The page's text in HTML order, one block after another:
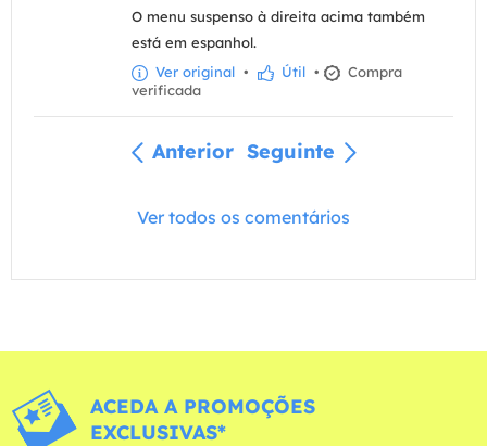
O menu suspenso à direita acima também
está em espanhol.
Ver original • Útil •
Compra
verificada
Anterior Seguinte
Ver todos os comentários
ACEDA A PROMOÇÕES
EXCLUSIVAS*